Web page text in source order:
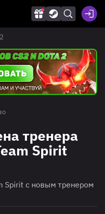
тренера
Spirit
Spirit с новым тренером